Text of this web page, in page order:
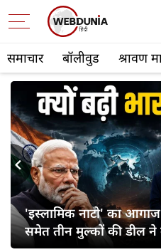
समाचार बॉलीवुड श्रावण
'इस्लामिक नाटो' का
समेत तीन मुल्कों की डील ने